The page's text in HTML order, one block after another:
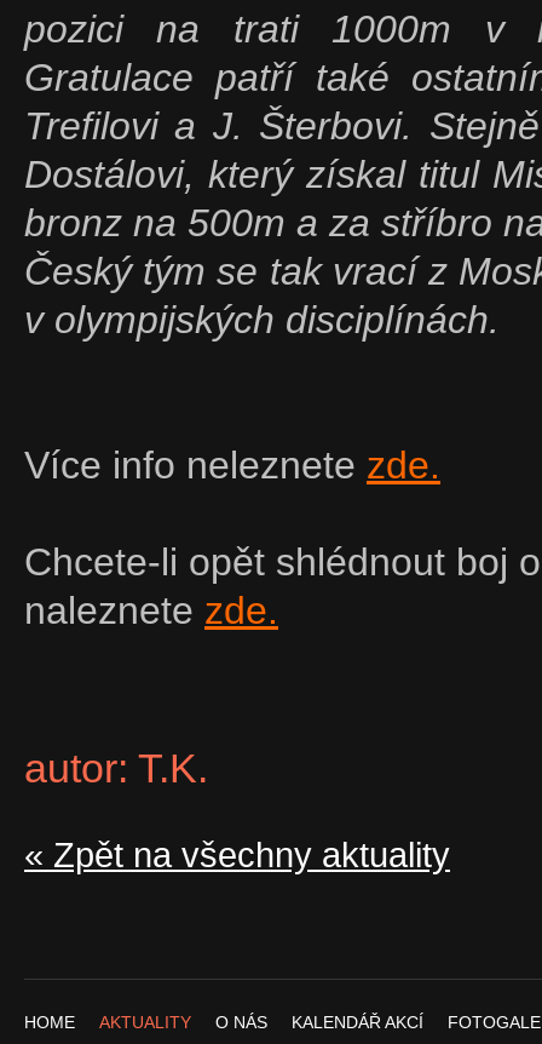
pozici na trati 1000m v
Gratulace patří také
Trefilovi a J. Šterbovi.
Dostálovi, který získal titul
bronz na 500m a za stříbro
Český tým se tak vrací z
v olympijských disciplínách.
Více info neleznete zde.
Chcete-li opět shlédnout boj
naleznete zde.
autor: T.K.
« Zpět na všechny aktuality
HOME AKTUALITY O NÁS KALENDÁŘ AKCÍ